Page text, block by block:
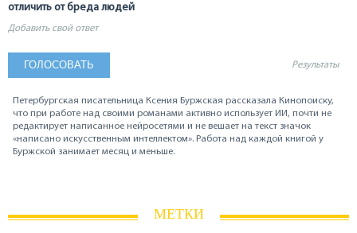
отличить от бреда людей
Добавить свой ответ
Результаты
Петербургская писательница Ксения Буржская рассказала Кинопоиску,
что при работе над своими романами активно использует ИИ, почти не
редактирует написанное нейросетями и не вешает на текст значок
«написано искусственным интеллектом». Работа над каждой книгой у
Буржской занимает месяц и меньше.
МЕТКИ